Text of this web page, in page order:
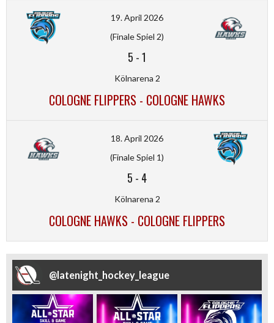
19. April 2026
(Finale Spiel 2)
5 -1
Kölnarena 2
COLOGNE FLIPPERS - COLOGNE HAWKS
18. April 2026
(Finale Spiel 1)
5 - 4
Kölnarena 2
COLOGNE HAWKS - COLOGNE FLIPPERS
@latenight_hockey_league